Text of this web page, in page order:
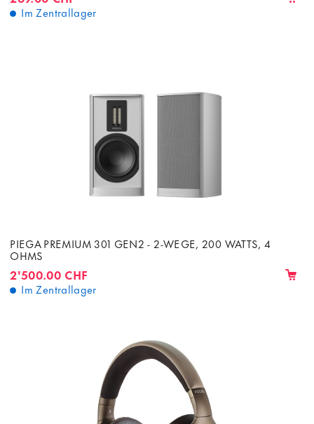
Im Zentrallager
PIEGA PREMIUM 301 GEN2 - 2-WEGE, 200 WATTS, 4
OHMS
2'500.00 CHF
Im Zentrallager